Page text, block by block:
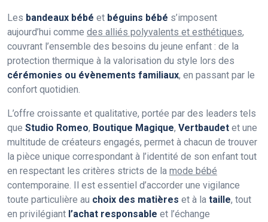
Les bandeaux bébé et béguins bébé s’imposent
aujourd’hui comme des alliés polyvalents et esthétiques,
couvrant l’ensemble des besoins du jeune enfant : de la
protection thermique à la valorisation du style lors des
cérémonies ou évènements familiaux, en passant par le
confort quotidien.
L’offre croissante et qualitative, portée par des leaders tels
que Studio Romeo, Boutique Magique, Vertbaudet et une
multitude de créateurs engagés, permet à chacun de trouver
la pièce unique correspondant à l’identité de son enfant tout
en respectant les critères stricts de la mode bébé
contemporaine. Il est essentiel d’accorder une vigilance
toute particulière au choix des matières et à la taille, tout
en privilégiant l’achat responsable et l’échange